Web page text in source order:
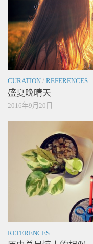
CURATION / REFERENCES
盛夏晚晴天
2016年9月20日
REFERENCES